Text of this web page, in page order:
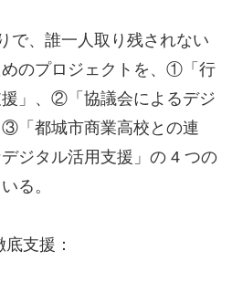
で、誰一人取り残されない
のプロジェクトを、①「行
」、②「協議会によるデジ
「都城市商業高校との連
ジタル活用支援」の 4 つの
る。
支援：